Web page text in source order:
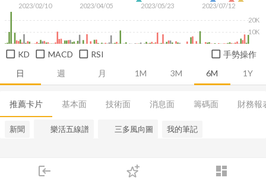
login dashboard
下單
日 週 月 1M 3M 6M 1Y
2023/02/10 2023/04/05 2023/05/23 2023/07/12
10K
20K
KD MACD RSI 手勢操作
推薦卡片 基本面 技術面 消息面 籌碼面 財務報
新聞 樂活五線譜 三多風向圖 我的筆記